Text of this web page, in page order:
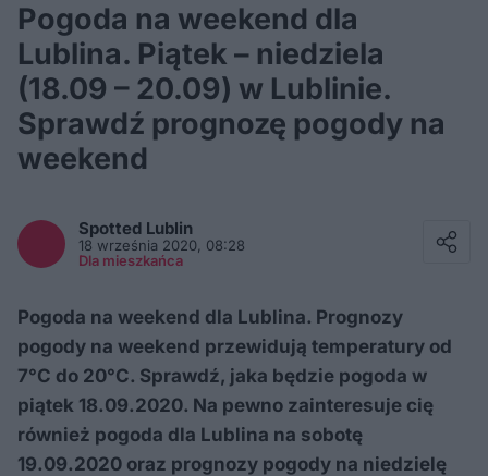
Pogoda na weekend dla
Lublina. Piątek – niedziela
(18.09 – 20.09) w Lublinie.
Sprawdź prognozę pogody na
weekend
Spotted Lublin
18 września 2020, 08:28
Dla mieszkańca
Pogoda na weekend dla Lublina. Prognozy
pogody na weekend przewidują temperatury od
7°C do 20°C. Sprawdź, jaka będzie pogoda w
piątek 18.09.2020. Na pewno zainteresuje cię
również pogoda dla Lublina na sobotę
19.09.2020 oraz prognozy pogody na niedzielę